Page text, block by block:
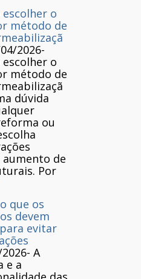
escolher o
método de
2026-
escolher o
método de
dúvida
ou
de
Por
que os
devem
evitar
- A
e a